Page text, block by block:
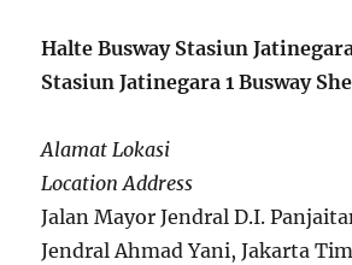
Halte Busway Stasiun
Stasiun Jatinegara 1 Busway
Alamat Lokasi
Location Address
Jalan Mayor Jendral D.I.
Jendral Ahmad Yani, Jakarta